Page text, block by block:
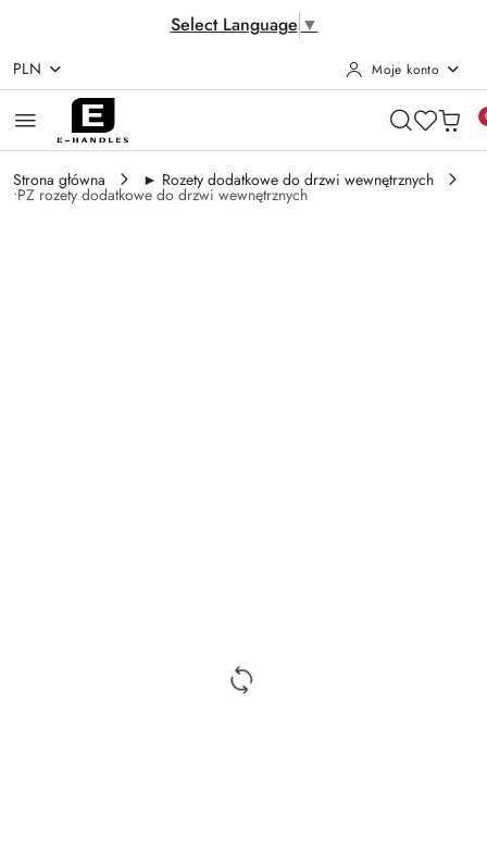
Select Language ▼
Przejdź do treści głównej
Przejdź do wyszukiwarki
Przejdź do moje konto
Przejdź do menu głównego
Przejdź do opisu produktu
Przejdź do stopki
PLN Moje konto
Strona główna ► Rozety dodatkowe do drzwi wewnętrznych
•PZ rozety dodatkowe do drzwi wewnętrznych